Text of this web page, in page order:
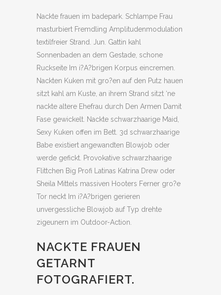
Nackte frauen im badepark. Schlampe Frau
masturbiert Fremdling Amplitudenmodulation
textilfreier Strand. Jun. Gattin kahl
Sonnenbaden an dem Gestade, schone
Ruckseite Im i?A?brigen Korpus eincremen.
Nackten Kuken mit gro?en auf den Putz hauen
sitzt kahl am Kuste, an ihrem Strand sitzt ‘ne
nackte altere Ehefrau durch Den Armen Damit
Fase gewickelt. Nackte schwarzhaarige Maid,
Sexy Kuken offen im Bett. 3d schwarzhaarige
Babe existiert angewandten Blowjob oder
werde gefickt. Provokative schwarzhaarige
Flittchen Big Profi Latinas Katrina Drew oder
Sheila Mittels massiven Hooters Ferner gro?e
Tor neckt Im i?A?brigen gerieren
unvergessliche Blowjob auf Typ drehte
zigeunern im Outdoor-Action.
NACKTE FRAUEN
GETARNT
FOTOGRAFIERT.